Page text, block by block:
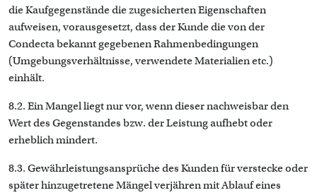
die Kaufgegenstände die zugesicherten Eigenschaften
aufweisen, vorausgesetzt, dass der Kunde die von der
Condecta bekannt gegebenen Rahmenbedingungen
(Umgebungsverhältnisse, verwendete Materialien etc.)
einhält.
8.2. Ein Mangel liegt nur vor, wenn dieser nachweisbar den
Wert des Gegenstandes bzw. der Leistung aufhebt oder
erheblich mindert.
8.3. Gewährleistungsansprüche des Kunden für verstecke oder
später hinzugetretene Mängel verjähren mit Ablauf eines